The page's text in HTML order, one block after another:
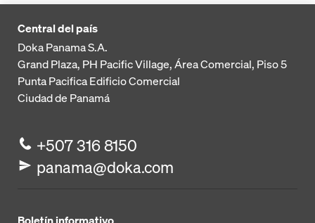
Central del país
Doka Panama S.A.
Grand Plaza, PH Pacific Village, Área Comercial, Piso 5
Punta PacificaEdificio Comercial
Ciudad de Panamá
+507 316 8150
panama@doka.com